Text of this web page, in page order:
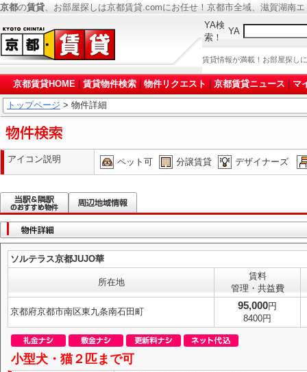
京都の賃貸、お部屋探しは京都賃貸.comにお任せ！京都市全域、滋賀湖南
YA検
索！
YA
賃貸情報が満載！お部屋探し
京都賃貸HOME 賃貸物件検索 物件リクエスト 京都賃貸ニュース マ
トップページ > 物件詳細
アイコン説明 ペット可 分譲賃貸 デザイナーズ
ソルテラス京都JUJO華
所在地
賃料
管理・共益費
京都府京都市南区東九条南石田町
95,000円
8400円
小型犬・猫２匹まで可